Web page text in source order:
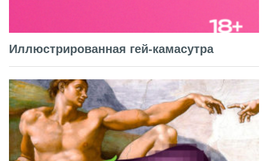
Иллюстрированная гей-камасутра